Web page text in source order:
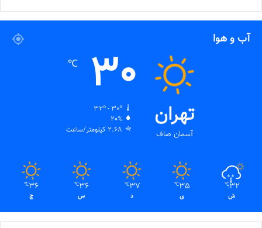
آب و هوا
تهران
آسمان صاف
30
℃
32º - 30º
20%
2.68 کیلومتر/ساعت
32
℃
ش
35
℃
ی
37
℃
د
36
℃
س
36
℃
چ